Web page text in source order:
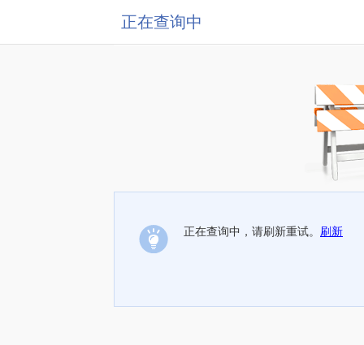
正在查询中
正在查询中，请刷新重试。 刷新